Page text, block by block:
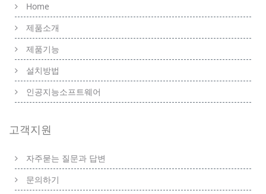
Home
제품소개
제품기능
설치방법
인공지능소프트웨어
고객지원
자주묻는 질문과 답변
문의하기